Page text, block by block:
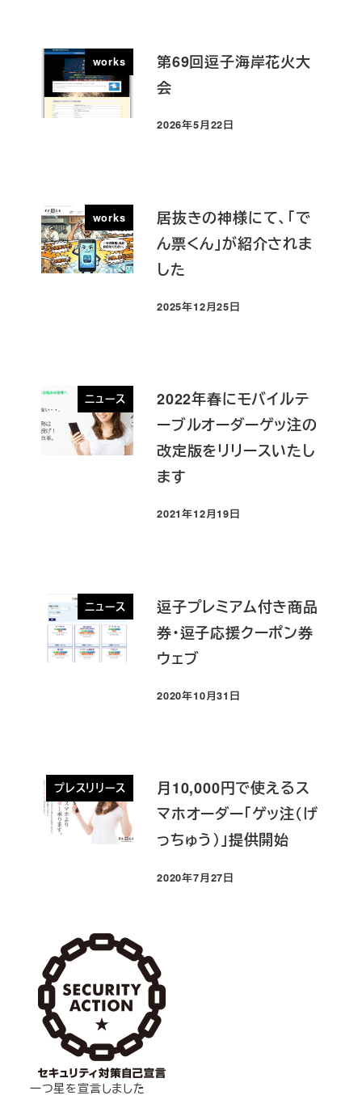
works
第69回逗子海岸花火大
会
投稿日
2026年5月22日
works
居抜きの神様にて、「で
ん票くん」が紹介されま
した
投稿日
2025年12月25日
ニュース
2022年春にモバイルテ
ーブルオーダーゲッ注の
改定版をリリースいたし
ます
投稿日
2021年12月19日
ニュース
逗子プレミアム付き商品
券・逗子応援クーポン券
ウェブ
投稿日
2020年10月31日
プレスリリース
月10,000円で使えるス
マホオーダー「ゲッ注（げ
っちゅう）」提供開始
投稿日
2020年7月27日
一つ星を宣言しました